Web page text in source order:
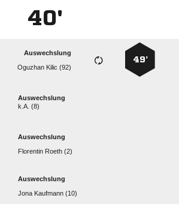
40'
49’
Auswechslung
  
Auswechslung
k.A. (8)
Auswechslung
  
Auswechslung
  